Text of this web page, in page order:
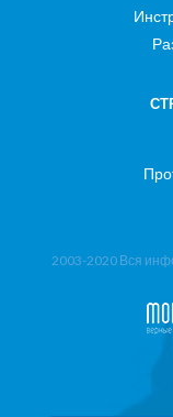
2003-2020 Вся